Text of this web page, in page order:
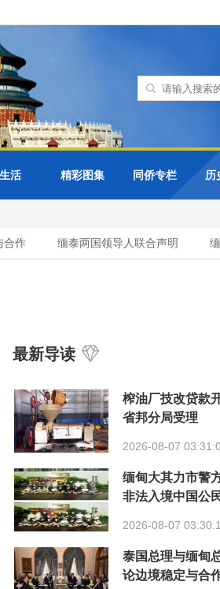
生活 精彩图集 同侨专栏 历
作 缅泰两国领导人联合声明 缅
最新导读
榨油厂技改贷款
省邦分局受理
2026-08-07
缅甸大其力市警
非法入境中国公
2026-08-07
泰国总理与缅甸
论边境稳定与合